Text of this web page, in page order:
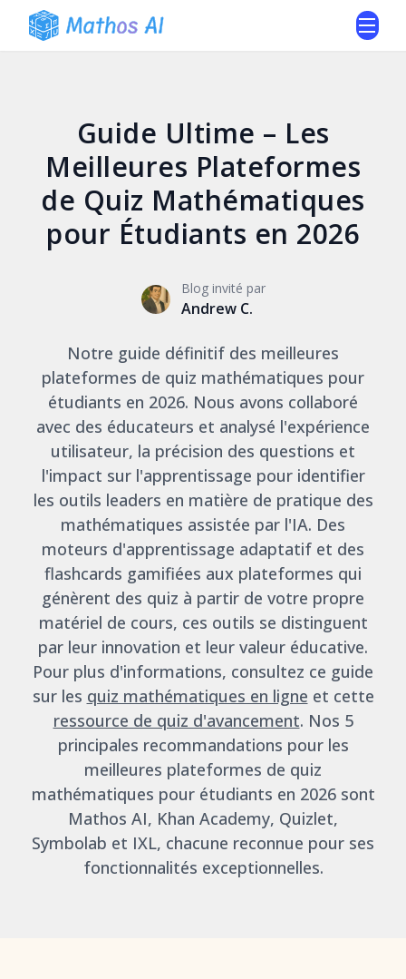
Guide Ultime – Les
Meilleures Plateformes
de Quiz Mathématiques
pour Étudiants en 2026
Blog invité par
Andrew C.
Notre guide définitif des meilleures
plateformes de quiz mathématiques pour
étudiants en 2026. Nous avons collaboré
avec des éducateurs et analysé l'expérience
utilisateur, la précision des questions et
l'impact sur l'apprentissage pour identifier
les outils leaders en matière de pratique des
mathématiques assistée par l'IA. Des
moteurs d'apprentissage adaptatif et des
flashcards gamifiées aux plateformes qui
génèrent des quiz à partir de votre propre
matériel de cours, ces outils se distinguent
par leur innovation et leur valeur éducative.
Pour plus d'informations, consultez ce guide
sur les quiz mathématiques en ligne et cette
ressource de quiz d'avancement. Nos 5
principales recommandations pour les
meilleures plateformes de quiz
mathématiques pour étudiants en 2026 sont
Mathos AI, Khan Academy, Quizlet,
Symbolab et IXL, chacune reconnue pour ses
fonctionnalités exceptionnelles.